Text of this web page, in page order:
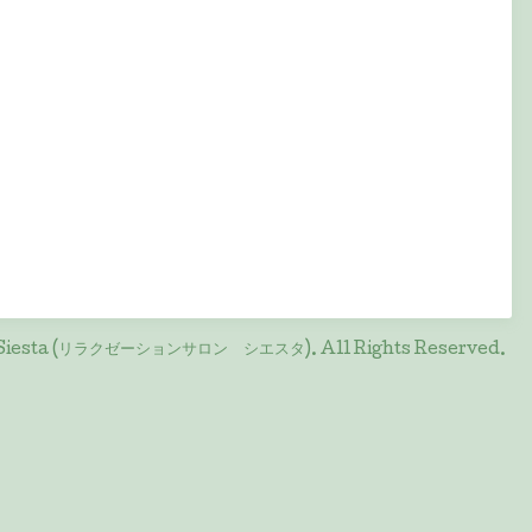
(リラクゼーションサロン シエスタ). All Rights Reserved.